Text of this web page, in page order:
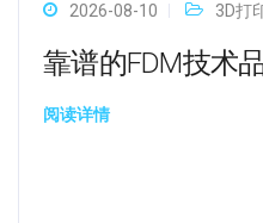
2026-08-10 3D打
靠谱的FDM技术
阅读详情